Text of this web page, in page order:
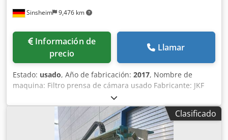
Sinsheim 9,476 km
Información de
precio
Llamar
Estado: usado, Año de fabricación: 2017, Nombre de
maquina: Filtro prensa de cámara usado Fabricante: JKF
Kübler Tipo: KFP 800-40-25K-OA-AU/LG-2 Año de
fabricación: 2017 Tipo de construcción: Prensa de vigas
laterales Contenido del filtro: 470 Litros Salida: Abierto
Área de filtrado: 41,7 m2 Tamaño Placas: 800 x 800 mm
Clasificado